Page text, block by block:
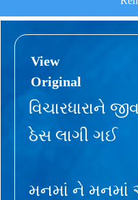
View
Original
વિચારધારાને
ઠેસ લાગી ગઈ
મનમાં ને